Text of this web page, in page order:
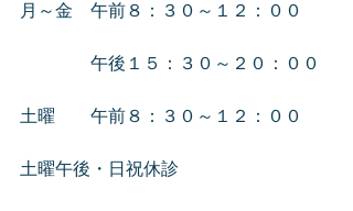
月～金　午前８：３０～１２：００
午後１５：３０～２０：００
土曜　　午前８：３０～１２：００
土曜午後・日祝休診